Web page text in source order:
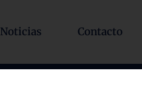
Noticias Contacto